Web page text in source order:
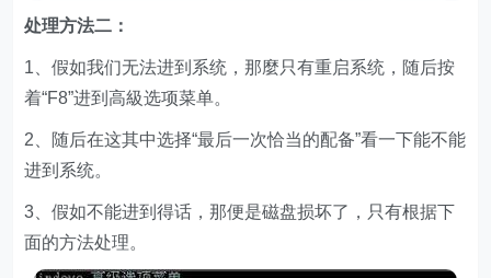
处理方法二：
1、假如我们无法进到系统，那麼只有重启系统，随后按
着“F8”进到高級选项菜单。
2、随后在这其中选择“最后一次恰当的配备”看一下能不能
进到系统。
3、假如不能进到得话，那便是磁盘损坏了，只有根据下
面的方法处理。